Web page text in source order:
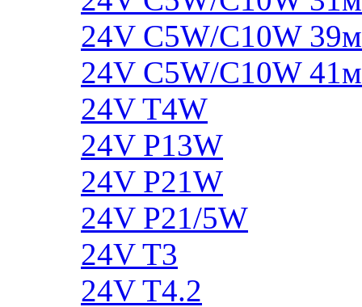
24V C5W/C10W
24V C5W/C10W
24V T4W
24V P13W
24V P21W
24V P21/5W
24V T3
24V T4.2